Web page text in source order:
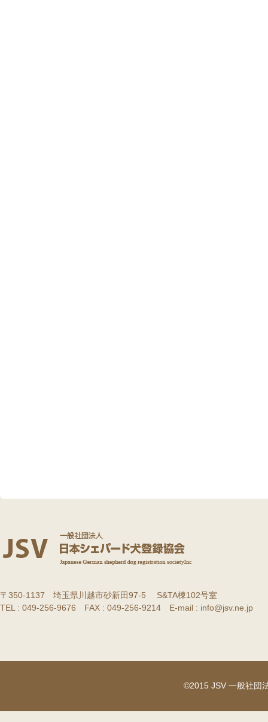
〒350-1137 埼玉県川越市砂新田97-5 S&TA棟102号室
TEL : 049-256-9676 FAX : 049-256-9214 E-mail : info@jsv.ne.jp
©2015 JSV 一般社団